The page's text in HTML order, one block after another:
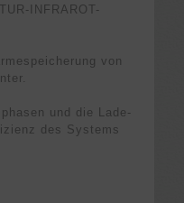
INFRAROT-
von
und die Lade­
des Systems